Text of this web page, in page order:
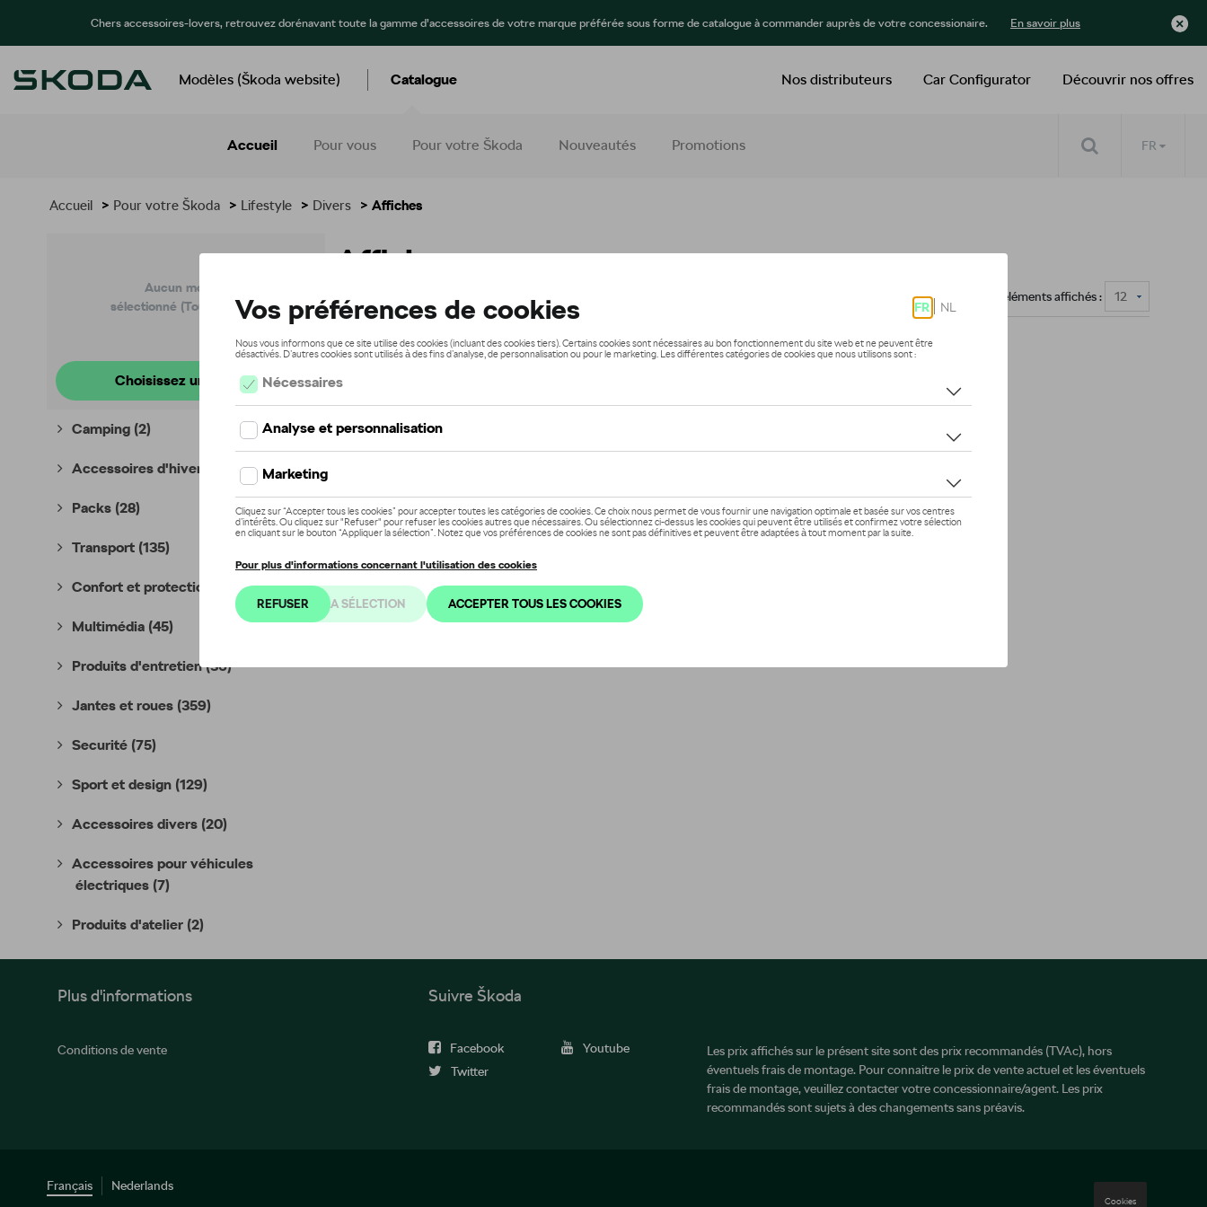
Chers accessoires-lovers, retrouvez dorénavant toute la gamme d’accessoires de votre marque préférée sous forme de catalogue à commander auprès de votre concessionaire. En savoir plus
Modèles (Škoda website) Catalogue
Accueil Pour vous Pour votre Škoda Nouveautés Promotions
Découvrir nos offres
Car Configurator
Nos distributeurs
FR
Accueil > Pour votre Škoda > Lifestyle > Divers > Affiches
Aucun modèle
sélectionné (Tout afficher)
Choisissez un modèle
Camping (2)
Accessoires d'hiver
Packs (28)
Transport (135)
Confort et protection (396)
Multimédia (45)
Produits d'entretien(36)
Jantes et roues (359)
Securité (75)
Sport et design (129)
Accessoires divers (20)
Accessoires pour véhicules
électriques (7)
Produits d'atelier (2)
Affiches
Nombre d'éléments affichés :
Plus d'informations
Conditions de vente
Suivre Škoda
Facebook
Youtube
Twitter
Les prix affichés sur le présent site sont des prix recommandés (TVAc), hors
éventuels frais de montage. Pour connaitre le prix de vente actuel et les éventuels
frais de montage, veuillez contacter votre concessionnaire/agent. Les prix
recommandés sont sujets à des changements sans préavis.
Français Nederlands
Cookies